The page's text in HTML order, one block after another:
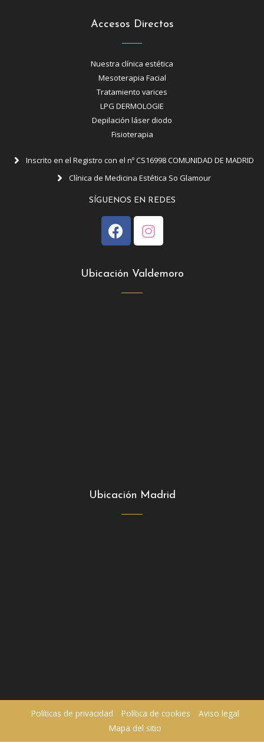
Accesos Directos
Nuestra clínica estética
Mesoterapia Facial
Tratamiento varices
LPG DERMOLOGIE
Depilación láser diodo
Fisioterapia
Inscrito en el Registro con el nº CS16998 COMUNIDAD DE MADRID
Clínica de Medicina Estética So Glamour
SÍGUENOS EN REDES
Ubicación Valdemoro
Ubicación Madrid
Políticas de privacidad Política de cookies
Aviso legal
Mapa del sitio